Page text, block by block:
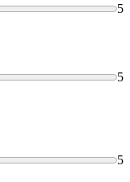
5
5
5